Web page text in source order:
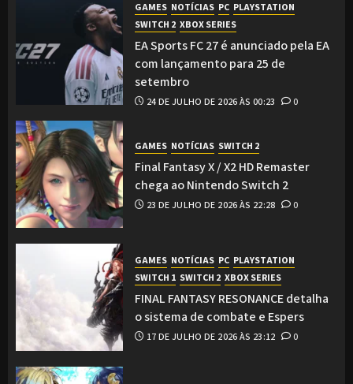
GAMES NOTÍCIAS PC PLAYSTATION
SWITCH 2 XBOX SERIES
EA Sports FC 27 é anunciado pela EA
com lançamento para 25 de
setembro
24 DE JULHO DE 2026 ÀS 00:23 0
GAMES NOTÍCIAS SWITCH 2
Final Fantasy X / X2 HD Remaster
chega ao Nintendo Switch 2
23 DE JULHO DE 2026 ÀS 22:28 0
GAMES NOTÍCIAS PC PLAYSTATION
SWITCH 1 SWITCH 2 XBOX SERIES
FINAL FANTASY RESONANCE detalha
o sistema de combate e Espers
17 DE JULHO DE 2026 ÀS 23:12 0